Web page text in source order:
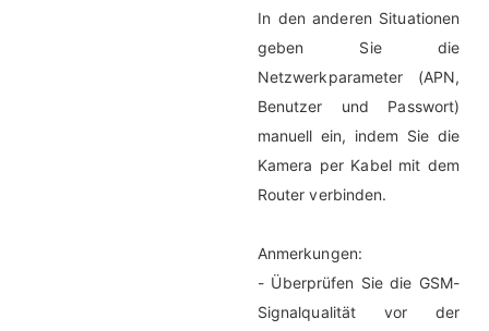
In den anderen Situationen
geben Sie die
Netzwerkparameter (APN,
Benutzer und Passwort)
manuell ein, indem Sie die
Kamera per Kabel mit dem
Router verbinden.
Anmerkungen:
- Überprüfen Sie die GSM-
Signalqualität vor der